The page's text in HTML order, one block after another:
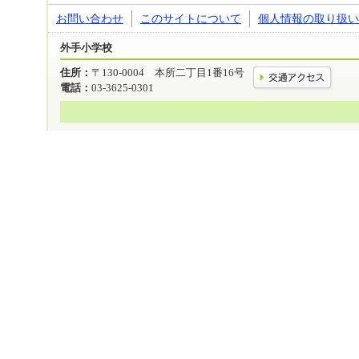
お問い合わせ このサイトについて 個人情報の取り扱い
外手小学校
住所： 〒130-0004 本所二丁目1番16号
電話： 03-3625-0301